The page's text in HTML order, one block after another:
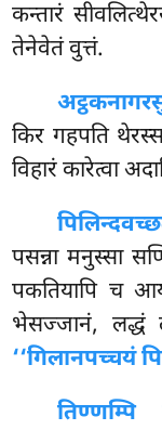
कन्तारं
तेनेवेतं वुत्तं.
किर गहपति
विहारं कारेत्वा
पसन्ना मनुस्सा
पकतियापि च
भेसज्जानं, लद्धं
‘‘गिलानपच्चयं
तिण्णम्पि